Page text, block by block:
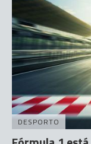
DESPORTO